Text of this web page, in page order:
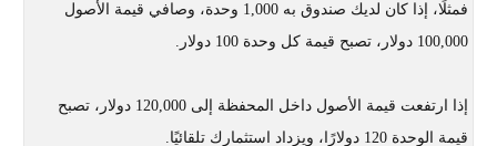
فمثلًا، إذا كان لديك صندوق به 1,000 وحدة، وصافي قيمة الأصول
100,000 دولار، تصبح قيمة كل وحدة 100 دولار.
إذا ارتفعت قيمة الأصول داخل المحفظة إلى 120,000 دولار، تصبح
قيمة الوحدة 120 دولارًا، ويزداد استثمارك تلقائيًا.